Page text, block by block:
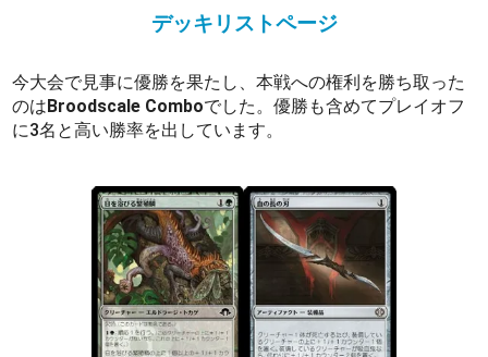
デッキリストページ
今大会で見事に優勝を果たし、本戦への権利を勝ち取った
のはBroodscale Comboでした。優勝も含めてプレイオフ
に3名と高い勝率を出しています。